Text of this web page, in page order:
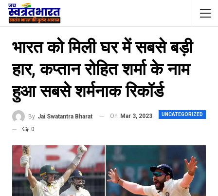
भारत को मिली घर में सबसे बड़ी
हार, कप्तान रोहित शर्मा के नाम
हुआ सबसे शर्मनाक रिकॉर्ड
UNCATEGORIZED
By Jai Swatantra Bharat On Mar 3, 2023
0